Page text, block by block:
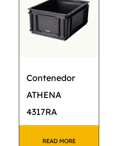
Contenedor
ATHENA
4317RA
READ MORE